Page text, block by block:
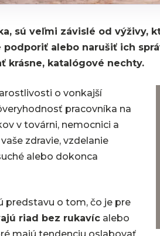
sú veľmi závislé od výživy,
podporiť alebo narušiť ich
krásne, katalógové nechty.
o vonkajší
pracovníka na
v továrni, nemocnici a
zdravie, vzdelanie
alebo dokonca
predstavu o tom, čo je pre
riad bez rukavíc alebo